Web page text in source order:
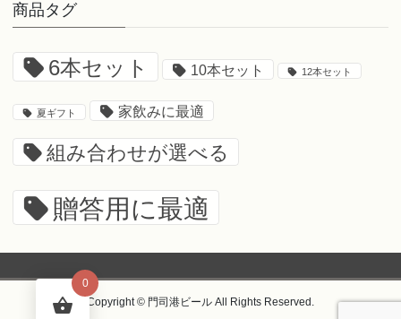
商品タグ
6本セット 10本セット 12本セット
夏ギフト 家飲みに最適
組み合わせが選べる
贈答用に最適
Copyright © 門司港ビール All Rights Reserved.
0